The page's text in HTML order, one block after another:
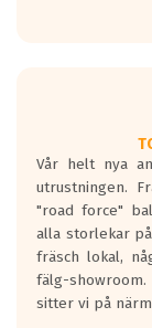
Vår helt nya
utrustningen.
"road force"
alla storlekar
fräsch lokal,
fälg-
sitter vi på